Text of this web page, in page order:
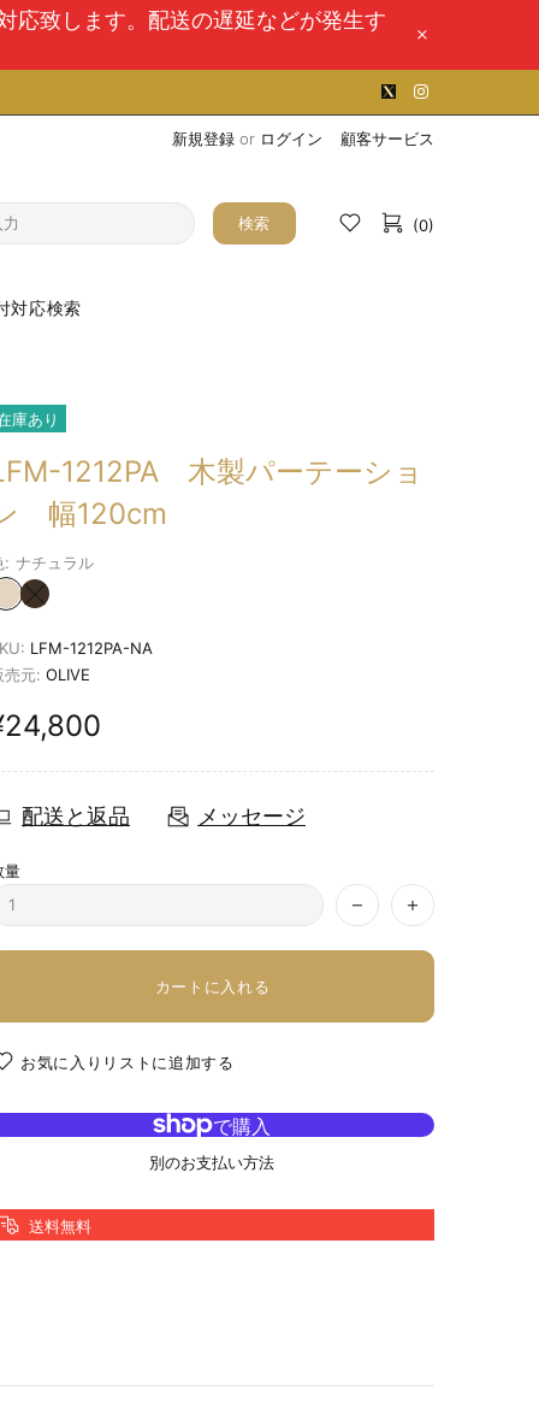
致します。配送の遅延などが発生す
新規登録 or ログイン 顧客サービス
検索 (0)
対応検索
庫あり
1212PA 木製パーテーショ
幅120cm
: ナチュラル
LFM-1212PA-NA
売元: OLIVE
配送と返品 メッセージ
量
カートに入れる
お気に入りリストに追加する
別のお支払い方法
送料無料